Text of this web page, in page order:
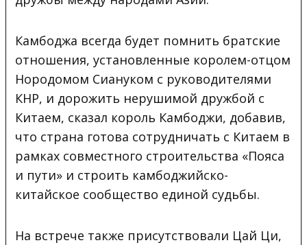
Камбоджа всегда будет помнить братские
отношения, установленные королем-отцом
Нородомом Сиануком с руководителями
КНР, и дорожить нерушимой дружбой с
Китаем, сказал король Камбоджи, добавив,
что страна готова сотрудничать с Китаем в
рамках совместного строительства «Пояса
и пути» и строить камбоджийско-
китайское сообщество единой судьбы.
На встрече также присутствовали Цай Ци,